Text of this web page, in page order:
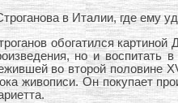
в Италии, где ему
обогатился
но и воспитать
во второй половине
живописи. Он покупает